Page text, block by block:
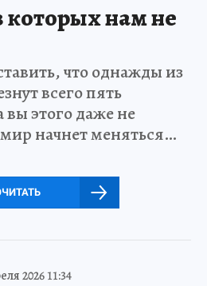
которых нам не
что однажды из
всего пять
вы этого даже не
начнет меняться…
2026 11:34